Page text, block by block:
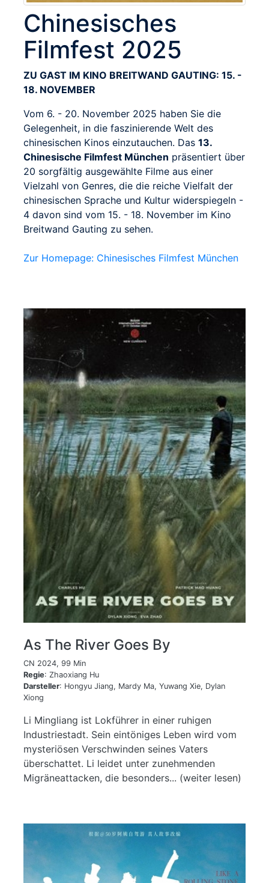
Chinesisches
Filmfest 2025
ZU GAST IM KINO BREITWAND GAUTING: 15. -
18. NOVEMBER
Vom 6. - 20. November 2025 haben Sie die
Gelegenheit, in die faszinierende Welt des
chinesischen Kinos einzutauchen. Das 13.
Chinesische Filmfest München präsentiert über
20 sorgfältig ausgewählte Filme aus einer
Vielzahl von Genres, die die reiche Vielfalt der
chinesischen Sprache und Kultur widerspiegeln -
4 davon sind vom 15. - 18. November im Kino
Breitwand Gauting zu sehen.
Zur Homepage: Chinesisches Filmfest München
As The River Goes By
CN 2024, 99 Min
Regie: Zhaoxiang Hu
Darsteller: Hongyu Jiang, Mardy Ma, Yuwang Xie, Dylan
Xiong
Li Mingliang ist Lokführer in einer ruhigen
Industriestadt. Sein eintöniges Leben wird vom
mysteriösen Verschwinden seines Vaters
überschattet. Li leidet unter zunehmenden
Migräneattacken, die besonders... (weiter lesen)